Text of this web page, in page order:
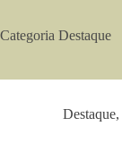
Categoria Destaque
Destaque,